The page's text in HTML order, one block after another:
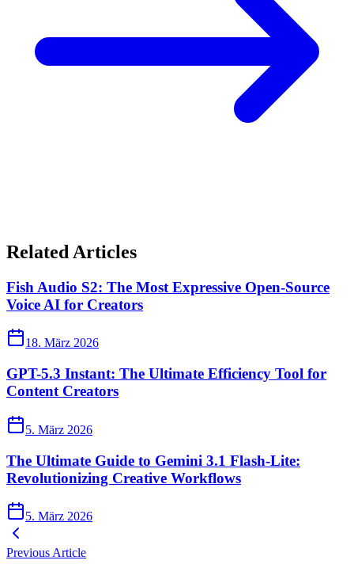
Related Articles
Fish Audio S2: The Most Expressive Open-Source
Voice AI for Creators
18. März 2026
GPT-5.3 Instant: The Ultimate Efficiency Tool for
Content Creators
5. März 2026
The Ultimate Guide to Gemini 3.1 Flash-Lite:
Revolutionizing Creative Workflows
5. März 2026
Previous Article